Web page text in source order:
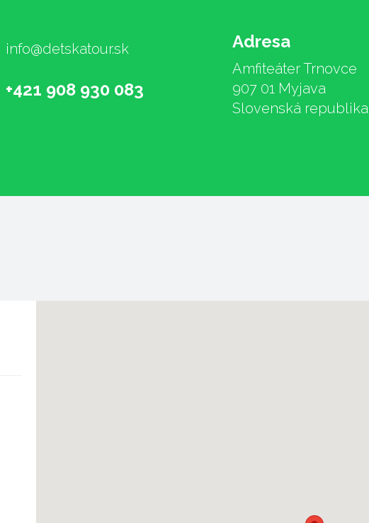
info@detskatour.sk
+421 908 930 083
Adresa
Amfiteáter Trnovce
907 01 Myjava
Slovenská republika